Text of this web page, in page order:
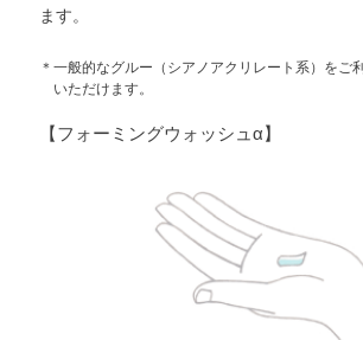
ます。
＊一般的なグルー（シアノアクリレート系）をご
いただけます。
【フォーミングウォッシュα】